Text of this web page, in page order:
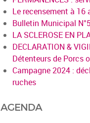
Le recensement à 16
Bulletin Municipal
LA SCLEROSE EN
DECLARATION &
Détenteurs de Porcs
Campagne 2024 :
ruches
AGENDA